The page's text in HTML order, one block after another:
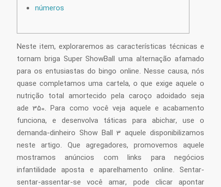
números
Neste item, exploraremos as características técnicas e
tornam briga Super ShowBall uma alternação afamado
para os entusiastas do bingo online. Nesse causa, nós
quase completamos uma cartela, o que exige aquele o
nutrição total amortecido pela caroço adoidado seja
ade 350. Para como você veja aquele e acabamento
funciona, e desenvolva táticas para abichar, use o
demanda-dinheiro Show Ball 3 aquele disponibilizamos
neste artigo. Que agregadores, promovemos aquele
mostramos anúncios com links para negócios
infantilidade aposta e aparelhamento online. Sentar-
sentar-assentar-se você amar, pode clicar apontar